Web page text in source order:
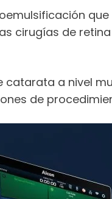
cirugías de
catarata a nivel
de